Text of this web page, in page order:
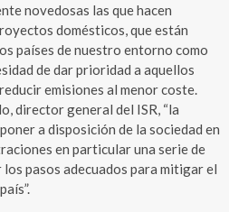
novedosas las que hacen
domésticos, que están
países de nuestro entorno como
de dar prioridad a aquellos
emisiones al menor coste.
director general del ISR, “la
a disposición de la sociedad en
en particular una serie de
pasos adecuados para mitigar el